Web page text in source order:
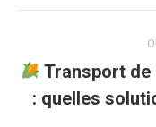
deTransport de
: quelles